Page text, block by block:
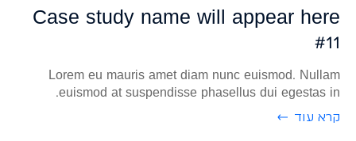
Case study name will appear here
#11
Lorem eu mauris amet diam nunc euismod. Nullam
euismod at suspendisse phasellus dui egestas in.
קרא עוד